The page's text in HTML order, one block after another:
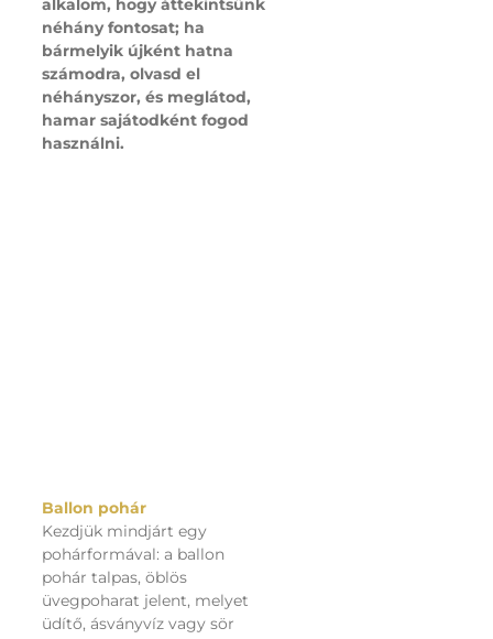
alkalom, hogy áttekintsünk
néhány fontosat; ha
bármelyik újként hatna
számodra, olvasd el
néhányszor, és meglátod,
hamar sajátodként fogod
használni.
Ballon pohár
Kezdjük mindjárt egy
pohárformával: a ballon
pohár talpas, öblös
üvegpoharat jelent, melyet
üdítő, ásványvíz vagy sör